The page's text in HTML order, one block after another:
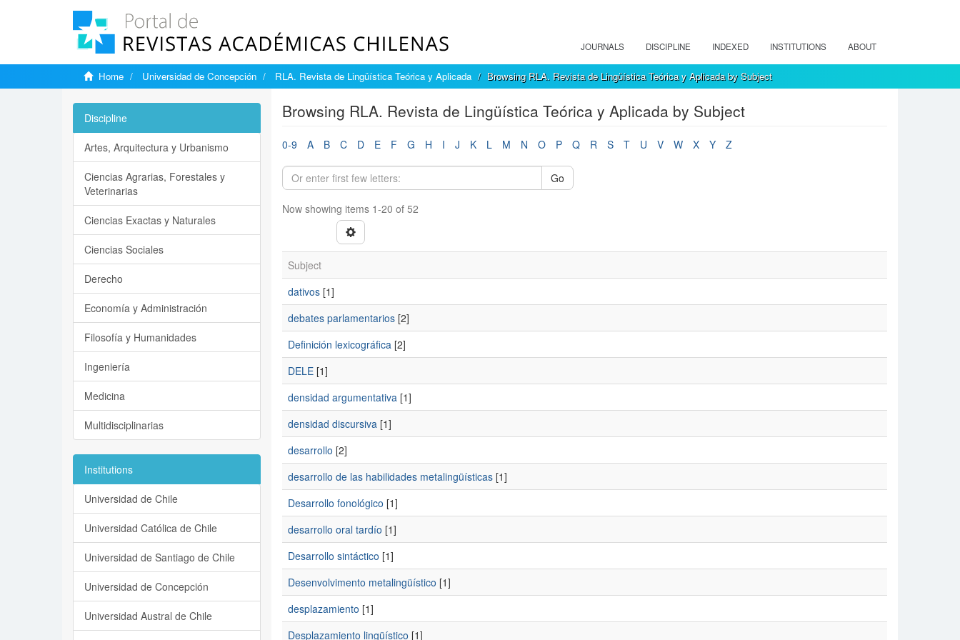
JOURNALS DISCIPLINE INDEXED INSTITUTIONS ABOUT
Home Universidad de Concepción RLA. Revista de Lingüística Teórica y Aplicada Browsing RLA. Revista de Lingüística Teórica y Aplicada by Subject
Browsing RLA. Revista de Lingüística Teórica y Aplicada by Subject
0-9 A B C D E F G H I J K L M N O P Q R S T U V W X Y Z
Go
Now showing items 1-20 of 52
Subject
dativos[1]
debates parlamentarios[2]
Definición lexicográfica[2]
DELE[1]
densidad argumentativa[1]
densidad discursiva[1]
desarrollo [2]
desarrollo de las habilidades metalingüísticas[1]
Desarrollo fonológico [1]
desarrollo oral tardío [1]
Desarrollo sintáctico [1]
Desenvolvimento metalingüístico [1]
desplazamiento [1]
Desplazamiento lingüístico [1]
Discipline
Artes, Arquitectura y Urbanismo
Ciencias Agrarias, Forestales y
Veterinarias
Ciencias Exactas y Naturales
Ciencias Sociales
Derecho
Economía y Administración
Filosofía y Humanidades
Ingeniería
Medicina
Multidisciplinarias
Institutions
Universidad de Chile
Universidad Católica de Chile
Universidad de Santiago de Chile
Universidad de Concepción
Universidad Austral de Chile